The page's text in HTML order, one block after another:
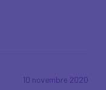
10 novembre 2020